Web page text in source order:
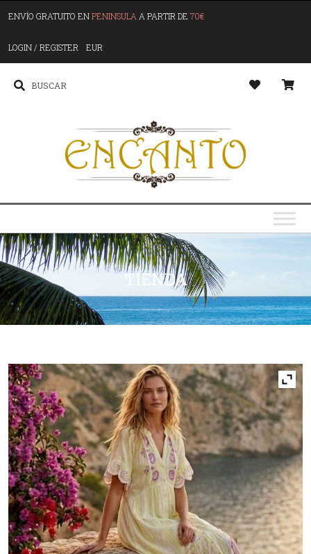
ENVÍO GRATUITO ENPENINSULA A PARTIR DE 70€
LOGIN / REGISTER EUR
TIENDA